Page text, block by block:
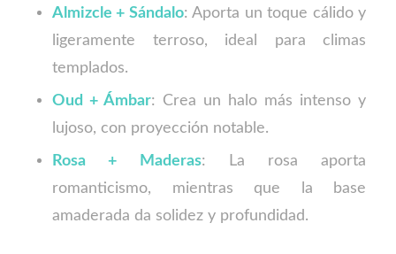
Almizcle + Sándalo: Aporta un toque cálido y
ligeramente terroso, ideal para climas
templados.
Oud + Ámbar: Crea un halo más intenso y
lujoso, con proyección notable.
Rosa + Maderas: La rosa aporta
romanticismo, mientras que la base
amaderada da solidez y profundidad.